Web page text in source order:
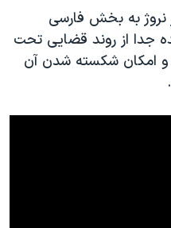
به بخش فارسی
جدا از روند قضایی تحت
و امکان شکسته شدن آن